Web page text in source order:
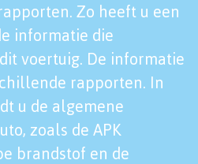
Zo heeft u een
informatie die
voertuig. De informatie
rapporten. In
u de algemene
zoals de APK
brandstof en de